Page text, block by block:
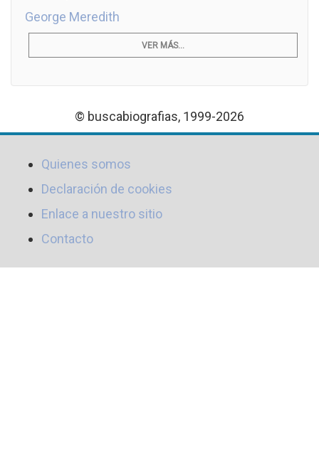
George Meredith
VER MÁS...
© buscabiografias, 1999-2026
Quienes somos
Declaración de cookies
Enlace a nuestro sitio
Contacto